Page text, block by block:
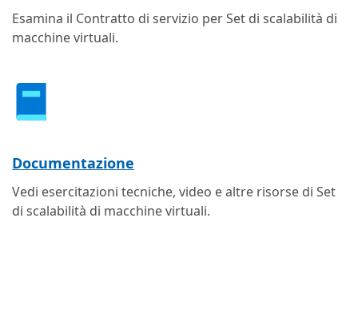
Esamina il Contratto di servizio per Set di scalabilità di
macchine virtuali.
Documentazione
Vedi esercitazioni tecniche, video e altre risorse di Set
di scalabilità di macchine virtuali.